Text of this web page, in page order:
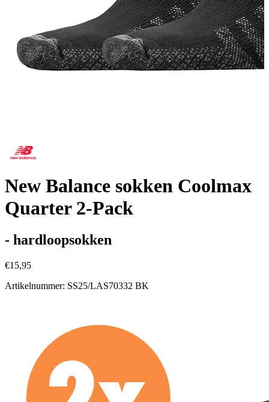
New Balance sokken Coolmax
Quarter 2-Pack
- hardloopsokken
€15,95
Artikelnummer: SS25/LAS70332 BK